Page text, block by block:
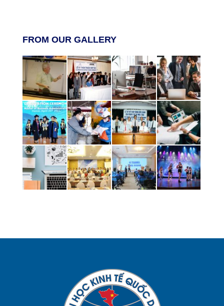
FROM OUR GALLERY